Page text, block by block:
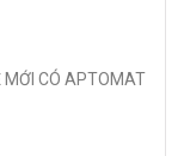
MỚI CÓ APTOMAT